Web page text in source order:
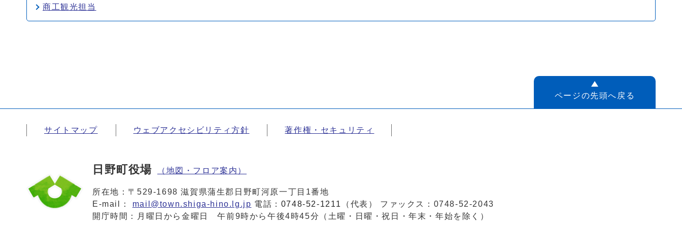
商工観光担当
ページの先頭へ戻る
サイトマップ ウェブアクセシビリティ方針 著作権・セキュリティ
日野町役場 （地図・フロア案内）
所在地：〒529-1698 滋賀県蒲生郡日野町河原一丁目1番地
E-mail： mail@town.shiga-hino.lg.jp 電話： 0748-52-1211
（代表） ファックス：0748-52-2043
開庁時間：月曜日から金曜日 午前9時から午後4時45分（土曜・日曜・祝日・年末・年始を除く）